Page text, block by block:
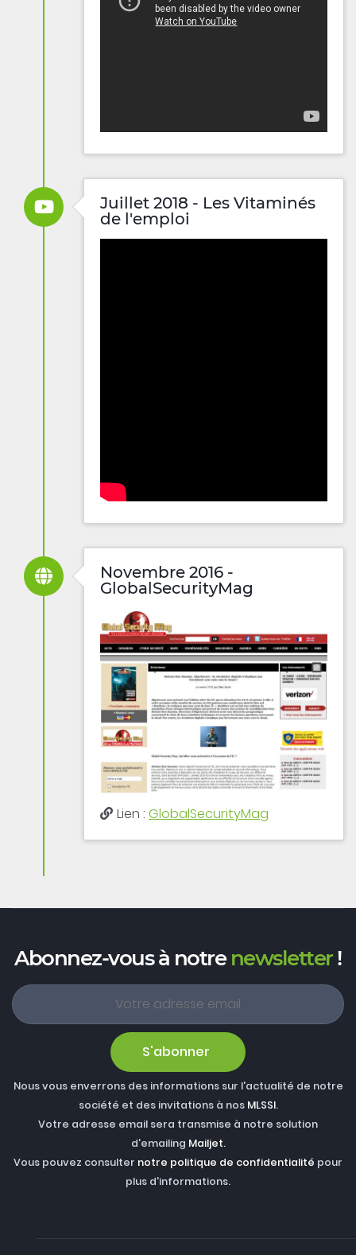
Juillet 2018 - Les Vitaminés
de l'emploi
Novembre 2016 -
GlobalSecurityMag
Lien : GlobalSecurityMag
Abonnez-vous à notrenewsletter!
S'abonner
Nous vous enverrons des informations sur l'actualité de notre
société et des invitations à nos MLSSI.
Votre adresse email sera transmise à notre solution
d'emailing Mailjet.
Vous pouvez consulter notre politique de confidentialité pour
plus d'informations.